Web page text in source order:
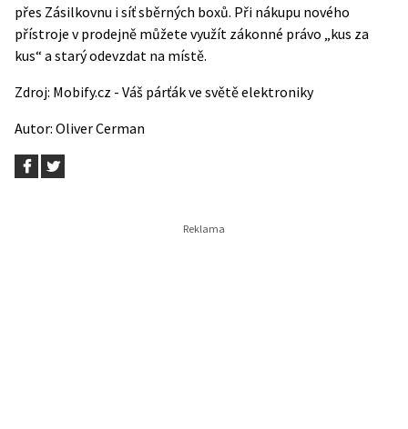
přes Zásilkovnu i síť sběrných boxů. Při nákupu nového
přístroje v prodejně můžete využít zákonné právo „kus za
kus“ a starý odevzdat na místě.
Zdroj: Mobify.cz - Váš párťák ve světě elektroniky
Autor: Oliver Cerman